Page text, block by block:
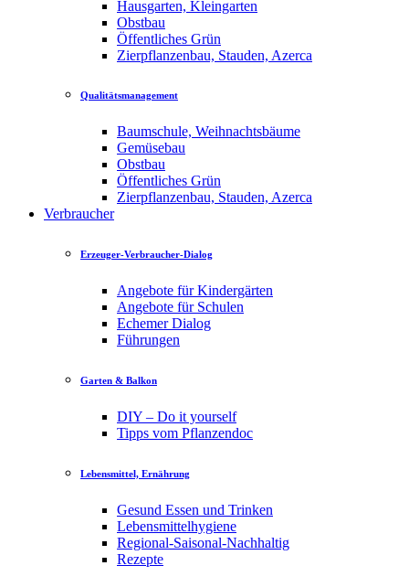
Hausgarten, Kleingarten
Obstbau
Öffentliches Grün
Zierpflanzenbau, Stauden, Azerca
Qualitätsmanagement
Baumschule, Weihnachtsbäume
Gemüsebau
Obstbau
Öffentliches Grün
Zierpflanzenbau, Stauden, Azerca
Verbraucher
Erzeuger-Verbraucher-Dialog
Angebote für Kindergärten
Angebote für Schulen
Echemer Dialog
Führungen
Garten & Balkon
DIY – Do it yourself
Tipps vom Pflanzendoc
Lebensmittel, Ernährung
Gesund Essen und Trinken
Lebensmittelhygiene
Regional-Saisonal-Nachhaltig
Rezepte